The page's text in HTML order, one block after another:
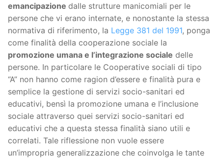
emancipazione dalle strutture manicomiali per le
persone che vi erano internate, e nonostante la stessa
normativa di riferimento, la Legge 381 del 1991, ponga
come finalità della cooperazione sociale la
promozione umana e l’integrazione sociale delle
persone. In particolare le Cooperative sociali di tipo
“A” non hanno come ragion d’essere e finalità pura e
semplice la gestione di servizi socio-sanitari ed
educativi, bensì la promozione umana e l’inclusione
sociale attraverso quei servizi socio-sanitari ed
educativi che a questa stessa finalità siano utili e
correlati. Tale riflessione non vuole essere
un’impropria generalizzazione che coinvolga le tante